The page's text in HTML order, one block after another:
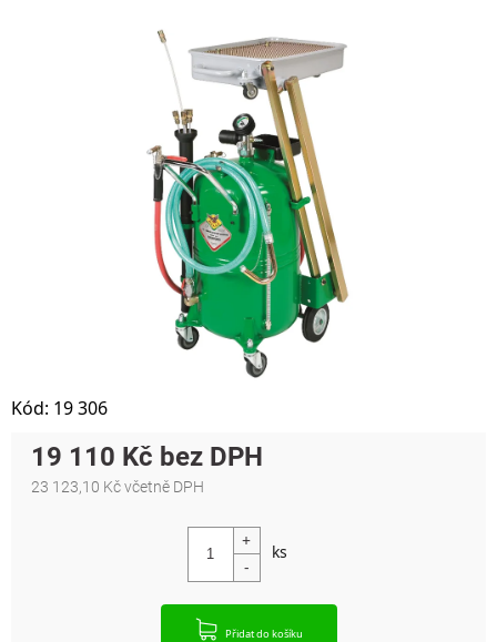
19 110 Kč
23 123,10 Kč včetně DPH
Přidat do košíku
Kód: 19 306